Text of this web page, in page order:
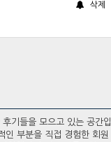
삭제
기들을 모으고 있는 공간입
인 부분을 직접 경험한 회원